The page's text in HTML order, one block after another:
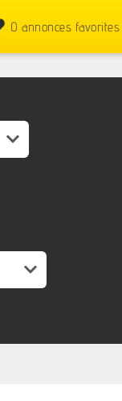
0 annonces favorites